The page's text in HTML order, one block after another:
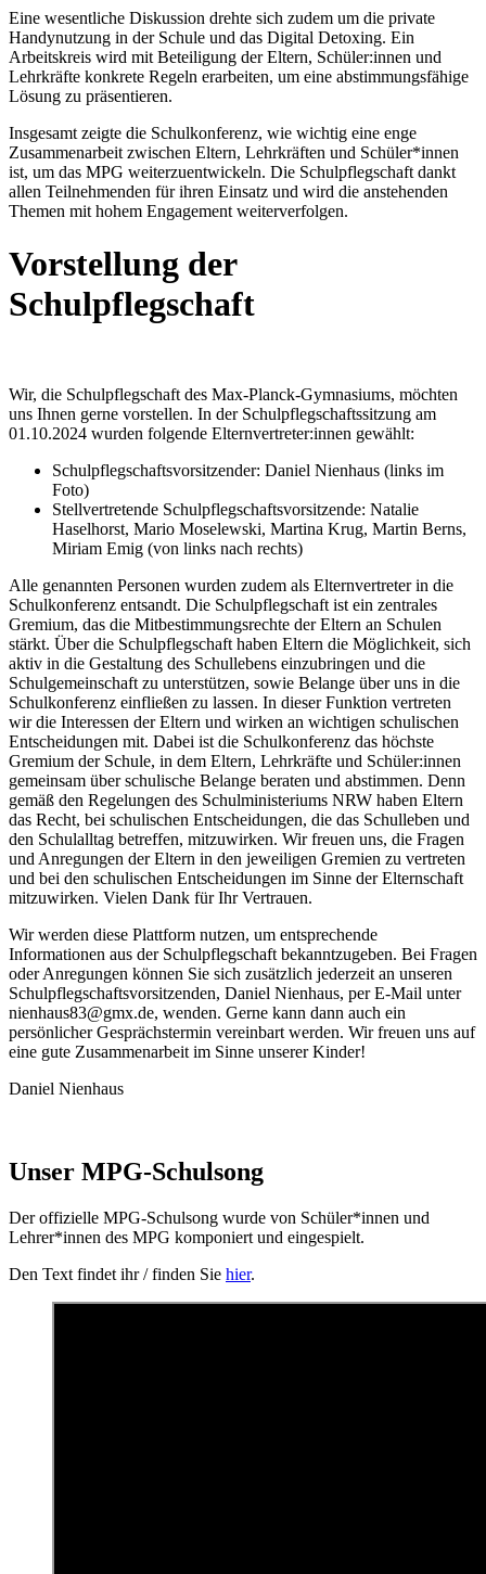
Eine wesentliche Diskussion drehte sich zudem um die private
Handynutzung in der Schule und das Digital Detoxing. Ein
Arbeitskreis wird mit Beteiligung der Eltern, Schüler:innen und
Lehrkräfte konkrete Regeln erarbeiten, um eine abstimmungsfähige
Lösung zu präsentieren.
Insgesamt zeigte die Schulkonferenz, wie wichtig eine enge
Zusammenarbeit zwischen Eltern, Lehrkräften und Schüler*innen
ist, um das MPG weiterzuentwickeln. Die Schulpflegschaft dankt
allen Teilnehmenden für ihren Einsatz und wird die anstehenden
Themen mit hohem Engagement weiterverfolgen.
Vorstellung der
Schulpflegschaft
Wir, die Schulpflegschaft des Max-Planck-Gymnasiums, möchten
uns Ihnen gerne vorstellen. In der Schulpflegschaftssitzung am
01.10.2024 wurden folgende Elternvertreter:innen gewählt:
Schulpflegschaftsvorsitzender: Daniel Nienhaus (links im
Foto)
Stellvertretende Schulpflegschaftsvorsitzende: Natalie
Haselhorst, Mario Moselewski, Martina Krug, Martin Berns,
Miriam Emig (von links nach rechts)
Alle genannten Personen wurden zudem als Elternvertreter in die
Schulkonferenz entsandt. Die Schulpflegschaft ist ein zentrales
Gremium, das die Mitbestimmungsrechte der Eltern an Schulen
stärkt. Über die Schulpflegschaft haben Eltern die Möglichkeit, sich
aktiv in die Gestaltung des Schullebens einzubringen und die
Schulgemeinschaft zu unterstützen, sowie Belange über uns in die
Schulkonferenz einfließen zu lassen. In dieser Funktion vertreten
wir die Interessen der Eltern und wirken an wichtigen schulischen
Entscheidungen mit. Dabei ist die Schulkonferenz das höchste
Gremium der Schule, in dem Eltern, Lehrkräfte und Schüler:innen
gemeinsam über schulische Belange beraten und abstimmen. Denn
gemäß den Regelungen des Schulministeriums NRW haben Eltern
das Recht, bei schulischen Entscheidungen, die das Schulleben und
den Schulalltag betreffen, mitzuwirken. Wir freuen uns, die Fragen
und Anregungen der Eltern in den jeweiligen Gremien zu vertreten
und bei den schulischen Entscheidungen im Sinne der Elternschaft
mitzuwirken. Vielen Dank für Ihr Vertrauen.
Wir werden diese Plattform nutzen, um entsprechende
Informationen aus der Schulpflegschaft bekanntzugeben. Bei Fragen
oder Anregungen können Sie sich zusätzlich jederzeit an unseren
Schulpflegschaftsvorsitzenden, Daniel Nienhaus, per E-Mail unter
nienhaus83@gmx.de, wenden. Gerne kann dann auch ein
persönlicher Gesprächstermin vereinbart werden. Wir freuen uns auf
eine gute Zusammenarbeit im Sinne unserer Kinder!
Daniel Nienhaus
Unser MPG-Schulsong
Der offizielle MPG-Schulsong wurde von Schüler*innen und
Lehrer*innen des MPG komponiert und eingespielt.
Den Text findet ihr / finden Sie hier.